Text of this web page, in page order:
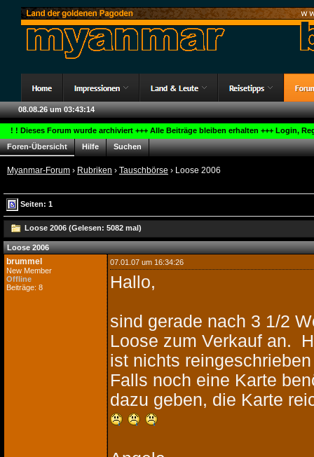
08.08.26 um 03:43:14
! ! Dieses Forum wurde archiviert +++ Alle Beiträge bleiben erhalten +++ Login,
Foren-Übersicht
Hilfe Suchen
Myanmar-Forum › Rubriken › Tauschbörse › Loose 2006
Seiten: 1
Loose 2006 (Gelesen: 5082 mal)
Loose 2006
brummel
New Member
Offline
Beiträge: 8
07.01.07 um 16:34:26
Hallo,
sind gerade nach 3 1/2
Loose zum Verkauf an.
ist nichts
Falls noch eine Karte
dazu geben, die Karte